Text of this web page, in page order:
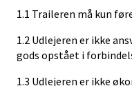
1.1 Traileren må kun
1.2 Udlejeren er ikke
gods opstået i
1.3 Udlejeren er ikke
Kontorhotel